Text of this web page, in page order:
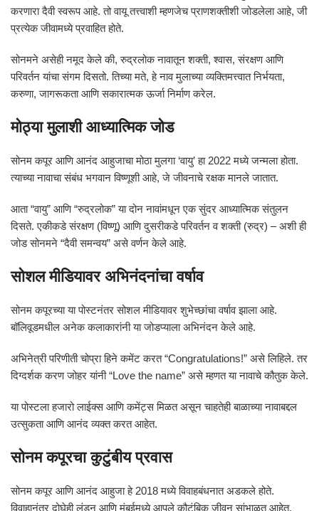
करणारा दैवी स्वरूप आहे. तो वायू तत्त्वाशी म्हणजेच प्राणशक्तीशी जोडलेला आहे, जी
प्रत्येक जीवामध्ये प्रवाहित होते.
सोनमने असेही नमूद केले की, रुद्रलोक नावातून शक्ती, श्वास, संरक्षण आणि
परिवर्तन यांचा संगम दिसतो. तिच्या मते, हे नाव मुलाच्या व्यक्तिमत्त्वात निर्भयता,
करुणा, जागरूकता आणि सकारात्मक ऊर्जा निर्माण करेल.
मोठ्या मुलाशी आध्यात्मिक जोड
सोनम कपूर आणि आनंद आहुजाचा मोठा मुलगा ‘वायु’ हा 2022 मध्ये जन्मला होता.
त्याच्या नावाचा संबंध भगवान विष्णूशी आहे, जे जीवनाचे रक्षक मानले जातात.
आता “वायु” आणि “रुद्रलोक” या दोन नावांमधून एक सुंदर आध्यात्मिक संतुलन
दिसते. एकीकडे संरक्षण (विष्णू) आणि दुसरीकडे परिवर्तन व शक्ती (रुद्र) – अशी ही
जोड सोनमने “दैवी समन्वय” असे वर्णन केले आहे.
सोशल मीडियावर अभिनंदनांचा वर्षाव
सोनम कपूरच्या या पोस्टनंतर सोशल मीडियावर शुभेच्छांचा वर्षाव झाला आहे.
बॉलिवूडमधील अनेक कलाकारांनी या जोडप्याला अभिनंदन केले आहे.
अभिनेत्रीपरिणीती चोप्राहिने कमेंट करत “Congratulations!” असे लिहिले. तर
दिग्दर्शककरण जोहरयांनी “Love the name” असे म्हणत या नावाचे कौतुक केले.
या पोस्टला हजारो लाईक्स आणि कमेंट्स मिळत असून चाहतेही बाळाच्या नावाबद्दल
उत्सुकता आणि आनंद व्यक्त करत आहेत.
सोनम कपूरचा कुटुंबीय प्रवास
सोनम कपूर आणि आनंद आहुजा हे 2018 मध्ये विवाहबंधनात अडकले होते.
विवाहानंतर दोघेही लंडन आणि मुंबईमध्ये आपले कौटुंबिक जीवन सांभाळत आहेत.